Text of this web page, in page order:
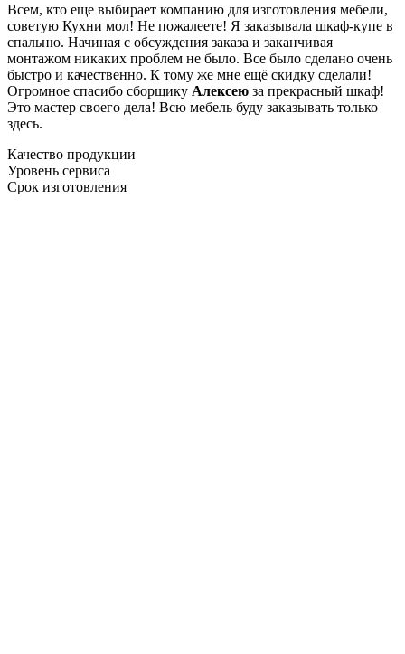
Всем, кто еще выбирает компанию для изготовления мебели,
советую Кухни мол! Не пожалеете! Я заказывала шкаф-купе в
спальню. Начиная с обсуждения заказа и заканчивая
монтажом никаких проблем не было. Все было сделано очень
быстро и качественно. К тому же мне ещё скидку сделали!
Огромное спасибо сборщику Алексею за прекрасный шкаф!
Это мастер своего дела! Всю мебель буду заказывать только
здесь.
Качество продукции
Уровень сервиса
Срок изготовления